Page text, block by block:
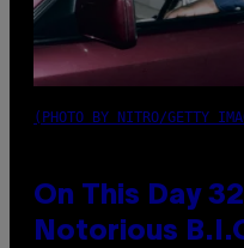
(PHOTO BY NITRO/GETTY
On This Day
Notorious